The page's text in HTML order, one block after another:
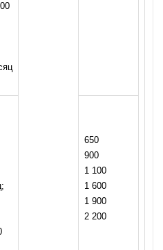
650
900
1 100
1 600
1 900
2 200